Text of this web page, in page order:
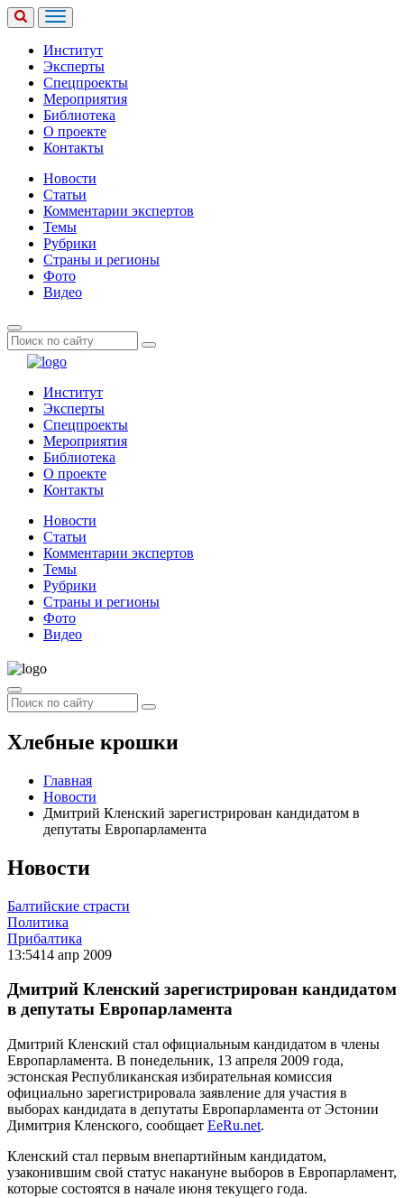
Институт
Эксперты
Спецпроекты
Мероприятия
Библиотека
О проекте
Контакты
Новости
Статьи
Комментарии экспертов
Темы
Рубрики
Страны и регионы
Фото
Видео
Институт
Эксперты
Спецпроекты
Мероприятия
Библиотека
О проекте
Контакты
Новости
Статьи
Комментарии экспертов
Темы
Рубрики
Страны и регионы
Фото
Видео
Хлебные крошки
Главная
Новости
Дмитрий Кленский зарегистрирован кандидатом в
депутаты Европарламента
Новости
Балтийские страсти
Политика
Прибалтика
13:5414 апр 2009
Дмитрий Кленский зарегистрирован кандидатом
в депутаты Европарламента
Дмитрий Кленский стал официальным кандидатом в члены
Европарламента. В понедельник, 13 апреля 2009 года,
эстонская Республиканская избирательная комиссия
официально зарегистрировала заявление для участия в
выборах кандидата в депутаты Европарламента от Эстонии
Димитрия Кленского, сообщает EeRu.net.
Кленский стал первым внепартийным кандидатом,
узаконившим свой статус накануне выборов в Европарламент,
которые состоятся в начале июня текущего года.